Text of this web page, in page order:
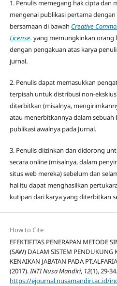
1. Penulis memegang hak cipta dan
mengenai publikasi pertama
bersamaan di bawah Creative
License. yang memungkinkan orang
dengan pengakuan atas karya
jurnal.
2. Penulis dapat memasukkan
terpisah untuk distribusi non-
diterbitkan (misalnya,
atau menerbitkannya dalam
publikasi awalnya pada Jurnal.
3. Penulis diizinkan dan didorong
secara online (misalnya, dalam
situs web mereka) sebelum dan
hal itu dapat menghasilkan
kutipan dari karya yang diterbitkan
How to Cite
EFEKTIFITAS PENERAPAN METODE
(SAW) DALAM SISTEM PENDUKUNG
KENAIKAN JABATAN PADA
(2017).INTI Nusa Mandiri, 12(1), 29-34.
https://ejournal.nusamandiri.ac.id/